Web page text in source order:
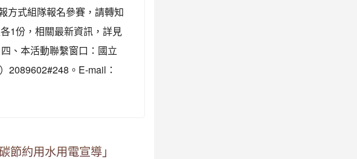
方式組隊報名參賽，請轉知
1份，相關最新資訊，詳見
四、本活動聯繫窗口：國立
2089602#248。E-mail：
節約用水用電宣導」